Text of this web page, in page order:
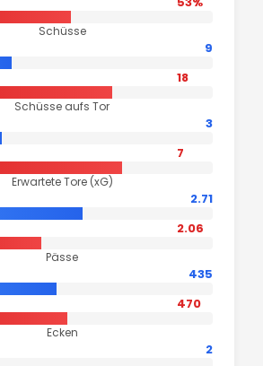
Schüsse
9
18
Schüsse aufs Tor
3
7
Erwartete Tore (xG)
2.71
2.06
Pässe
435
470
Ecken
2